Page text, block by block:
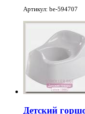
Артикул: be-594707
Детский